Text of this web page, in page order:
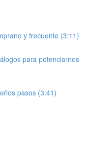
y frecuente (3:11)
para potenciarnos
pasos (3:41)